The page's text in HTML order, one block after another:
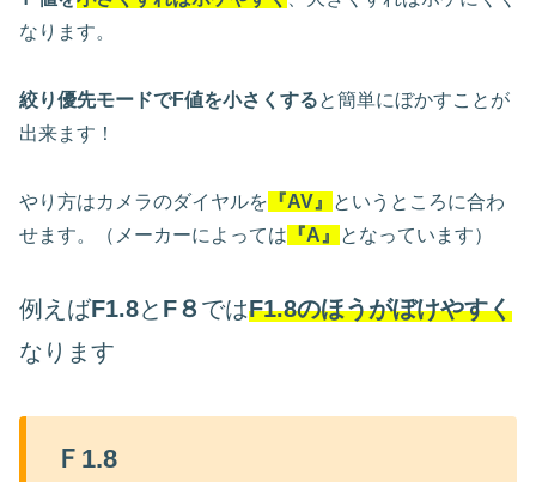
なります。
絞り優先モードでF値を小さくすると簡単にぼかすことが
出来ます！
やり方はカメラのダイヤルを 『AV』
というところに合わ
せます。（メーカーによっては 『A』 となっています）
例えばF1.8と F８ ではF1.8のほうがぼけやすく
なります
Ｆ1.8